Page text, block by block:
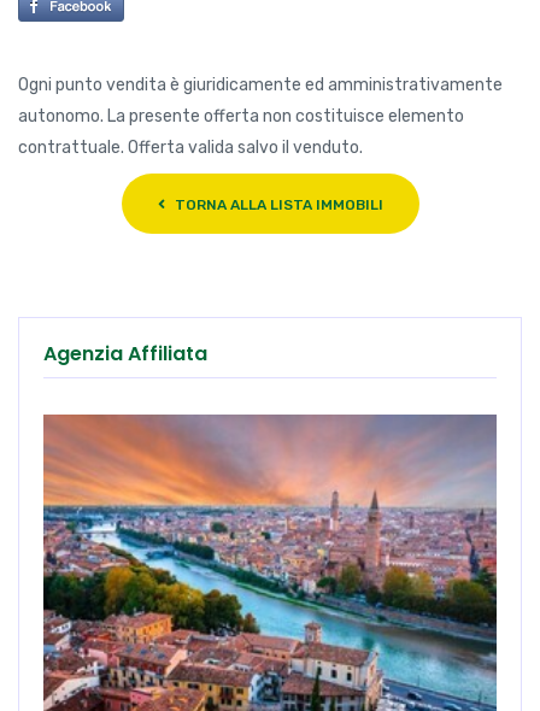
Ogni punto vendita è giuridicamente ed amministrativamente
autonomo. La presente offerta non costituisce elemento
contrattuale. Offerta valida salvo il venduto.
TORNA ALLA LISTA IMMOBILI
Agenzia Affiliata